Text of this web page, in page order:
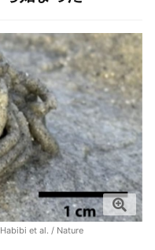
et al. / Nature